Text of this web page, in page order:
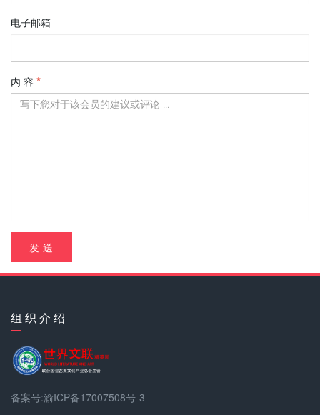
电子邮箱
内 容
发 送
组 织 介 绍
备案号:渝ICP备17007508号-3